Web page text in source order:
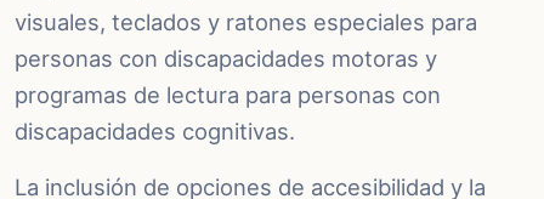
visuales, teclados y ratones especiales para
personas con discapacidades motoras y
programas de lectura para personas con
discapacidades cognitivas.
La inclusión de opciones de accesibilidad y la